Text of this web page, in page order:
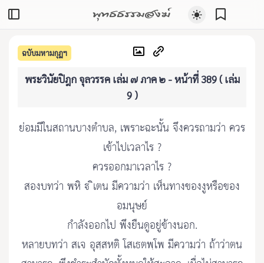
พุทธธรรมสงฆ์
ฉบับมหามกุฏฯ
พระวินัยปิฎก จุลวรรค เล่ม ๗ ภาค ๒ - หน้าที่ 389 ( เล่ม
9 )
ย่อมมีในสถานบางตำบล, เพราะฉะนั้น จึงควรถามว่า ควร
เข้าไปเวลาไร ?
ควรออกมาเวลาไร ?
สองบทว่า พหิ  ิเตน มีความว่า เห็นทางของงูหรือของ
อมนุษย์
กำลังออกไป พึงยืนดูอยู่ข้างนอก.
หลายบทว่า สเจ อุสฺสหติ โสเธตพฺโพ มีความว่า ถ้าว่าตน